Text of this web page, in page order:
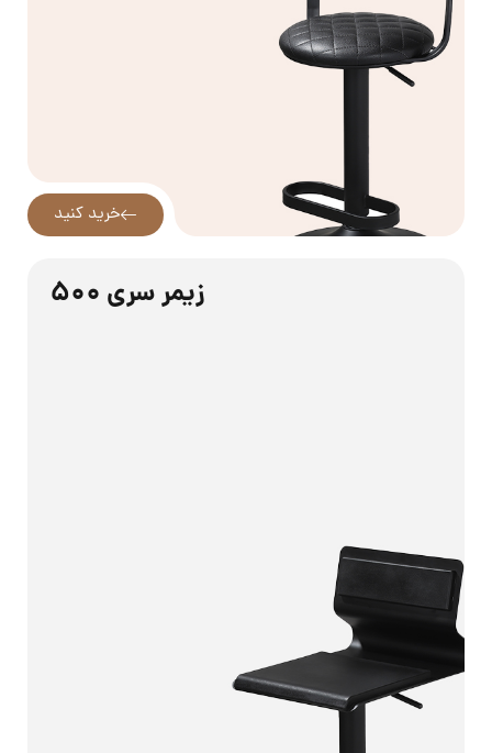
خرید کنید
زیمر سری 500